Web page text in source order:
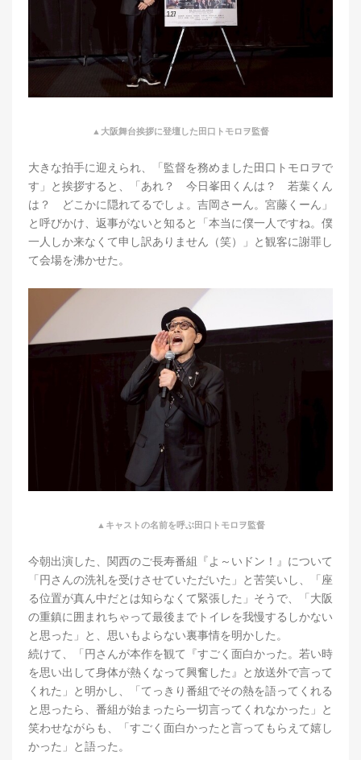
▲大阪舞台挨拶に登壇した田口トモロヲ監督
大きな拍手に迎えられ、「監督を務めました田口トモロヲで
す」と挨拶すると、「あれ？ 今日峯田くんは？ 若葉くん
は？ どこかに隠れてるでしょ。吉岡さーん。宮藤くーん」
と呼びかけ、返事がないと知ると「本当に僕一人ですね。僕
一人しか来なくて申し訳ありません（笑）」と観客に謝罪し
て会場を沸かせた。
▲キャストの名前を呼ぶ田口トモロヲ監督
今朝出演した、関西のご長寿番組『よ～いドン！』について
「円さんの洗礼を受けさせていただいた」と苦笑いし、「座
る位置が真ん中だとは知らなくて緊張した」そうで、「大阪
の重鎮に囲まれちゃって最後までトイレを我慢するしかない
と思った」と、思いもよらない裏事情を明かした。
続けて、「円さんが本作を観て『すごく面白かった。若い時
を思い出して身体が熱くなって興奮した』と放送外で言って
くれた」と明かし、「てっきり番組でその熱を語ってくれる
と思ったら、番組が始まったら一切言ってくれなかった」と
笑わせながらも、「すごく面白かったと言ってもらえて嬉し
かった」と語った。